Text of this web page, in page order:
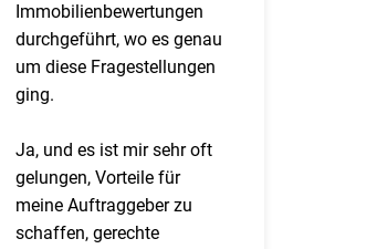
Immobilienbewertungen
durchgeführt, wo es genau
um diese Fragestellungen
ging.
Ja, und es ist mir sehr oft
gelungen, Vorteile für
meine Auftraggeber zu
schaffen, gerechte